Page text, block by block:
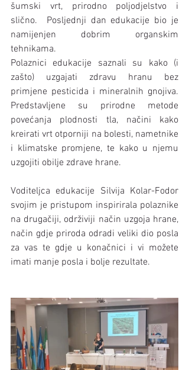
šumski vrt, prirodno poljodjelstvo i
slično.  Posljednji dan edukacije bio je
namijenjen dobrim organskim
tehnikama.
Polaznici edukacije saznali su kako (i
zašto) uzgajati zdravu hranu bez
primjene pesticida i mineralnih gnojiva.
Predstavljene su prirodne metode
povećanja plodnosti tla, načini kako
kreirati vrt otporniji na bolesti, nametnike
i klimatske promjene, te kako u njemu
uzgojiti obilje zdrave hrane.
Voditeljca edukacije Silvija Kolar-Fodor
svojim je pristupom inspirirala polaznike
na drugačiji, održiviji način uzgoja hrane,
način gdje priroda odradi veliki dio posla
za vas te gdje u konačnici i vi možete
imati manje posla i bolje rezultate.